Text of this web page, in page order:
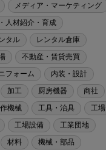
メディア・マーケティング
人材紹介・育成
タル
レンタル倉庫
不動産・賃貸売買
フォーム
内装・設計
加工
厨房機器
商社
機械
工具・治具
工場
工場設備
工業団地
材料
機械・部品